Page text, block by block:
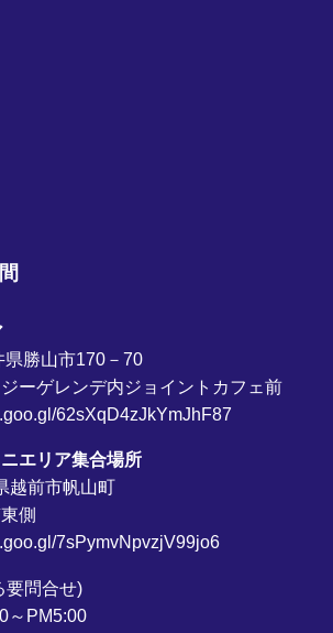
勝山市170－70
ーゲレンデ内ジョイントカフェ前
62sXqD4zJkYmJhF87
エリア集合場所
越前市帆山町
側
7sPymvNpvzjV99jo6
要問合せ)
PM5:00